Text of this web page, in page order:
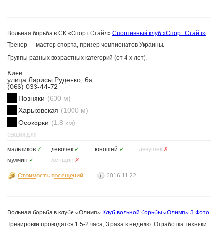
Вольная борьба в СК «Спорт Стайл» Спортивный клуб «Спорт Стайл»
Тренер — мастер спорта, призер чемпионатов Украины.
Группы разных возрастных категорий (от 4-х лет).
Киев
улица Ларисы Руденко, 6а
(066) 033-44-72
Позняки (600 м)
Харьковская (1000 м)
Осокорки (1.8 км)
СЕКЦИЯ ДЛЯ
мальчиков ✓ девочек ✓ юношей ✓ девушек ✗
мужчин ✓ женщин ✗
Стоимость посещений 2016.11.22
Вольная борьба в клубе «Олимп» Клуб вольной борьбы «Олимп» 3 Фото
Тренировки проводятся 1.5-2 часа, 3 раза в неделю. Отработка техники